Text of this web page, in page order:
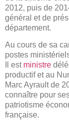
2012, puis de
général et de
département.
Au cours de sa
postes
Il est ministre
productif et au
Marc Ayrault de
connaître pour
patriotisme
française.